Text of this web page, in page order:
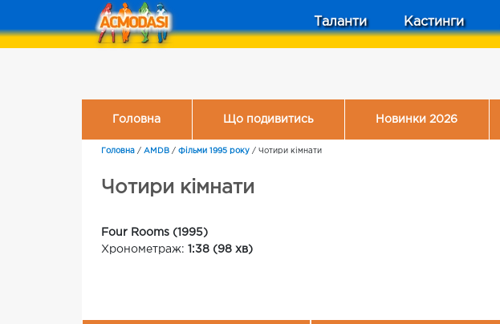
Таланти Кастинги
Головна Що подивитись Новинки 2026
Головна / AMDB / Фільми 1995 року / Чотири кімнати
Чотири кімнати
Four Rooms (1995)
Хронометраж: 1:38 (98 хв)